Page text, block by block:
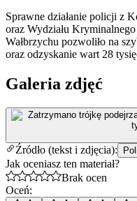
Sprawne działanie policji z
oraz Wydziału
Wałbrzychu pozwoliło na
oraz odzyskanie wart 28
Galeria zdjęć
Źródło (tekst i zdjęcia):
Jak oceniasz ten materiał?
Brak ocen
Oceń: